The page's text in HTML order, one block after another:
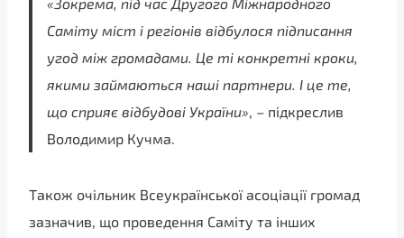
Саміту міст і регіонів відбулося підписання
угод між громадами. Це ті конкретні кроки,
якими займаються наші партнери. І це те,
що сприяє відбудові України», – підкреслив
Володимир Кучма.
Також очільник Всеукраїнської асоціації громад
зазначив, що проведення Саміту та інших